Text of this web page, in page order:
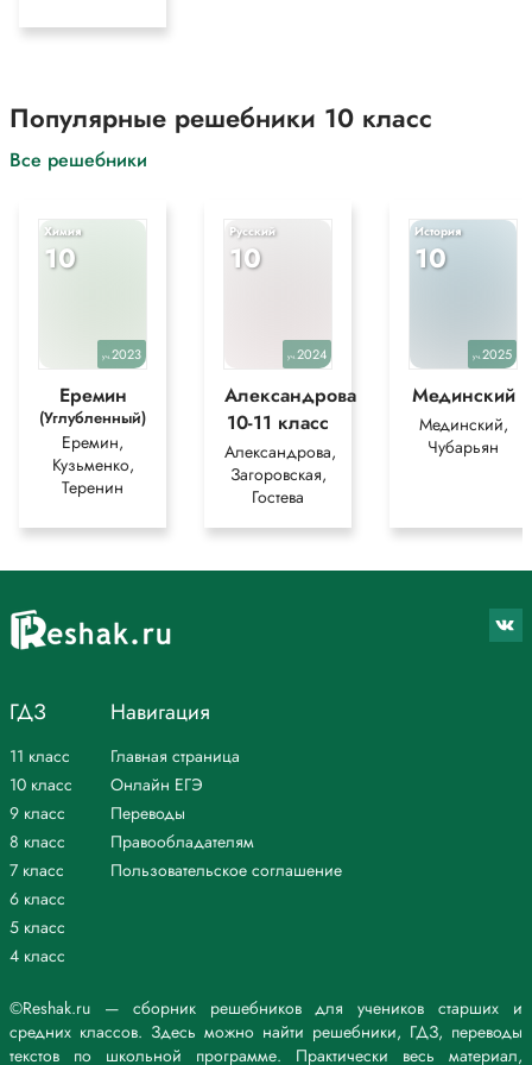
Популярные решебники 10 класс
Все решебники
Химия
10
уч.2023
Еремин
(Углубленный)
Еремин,
Кузьменко,
Теренин
Русский
10
уч.2024
Александрова
10-11 класс
Александрова,
Загоровская,
Гостева
История
10
уч.2025
Мединский
Мединский,
Чубарьян
©Reshak.ru — сборник решебников для учеников старших и
средних классов. Здесь можно найти решебники, ГДЗ, переводы
текстов по школьной программе. Практически весь материал,
ГДЗ
11 класс
10 класс
9 класс
8 класс
7 класс
6 класс
5 класс
4 класс
Навигация
Главная страница
Онлайн ЕГЭ
Переводы
Правообладателям
Пользовательское соглашение